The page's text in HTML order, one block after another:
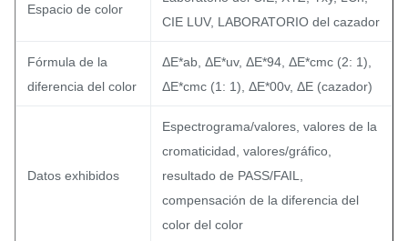
Espacio de color
CIE LUV, LABORATORIO del cazador
Fórmula de la
diferencia del color
ΔE*ab, ΔE*uv, ΔE*94, ΔE*cmc (2: 1),
ΔE*cmc (1: 1), ΔE*00v, ΔE (cazador)
Datos exhibidos
Espectrograma/valores, valores de la
cromaticidad, valores/gráfico,
resultado de PASS/FAIL,
compensación de la diferencia del
color del color